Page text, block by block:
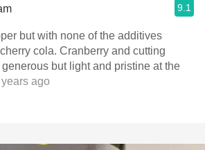
9.1
but with none of the additives
cola. Cranberry and cutting
but light and pristine at the
ago